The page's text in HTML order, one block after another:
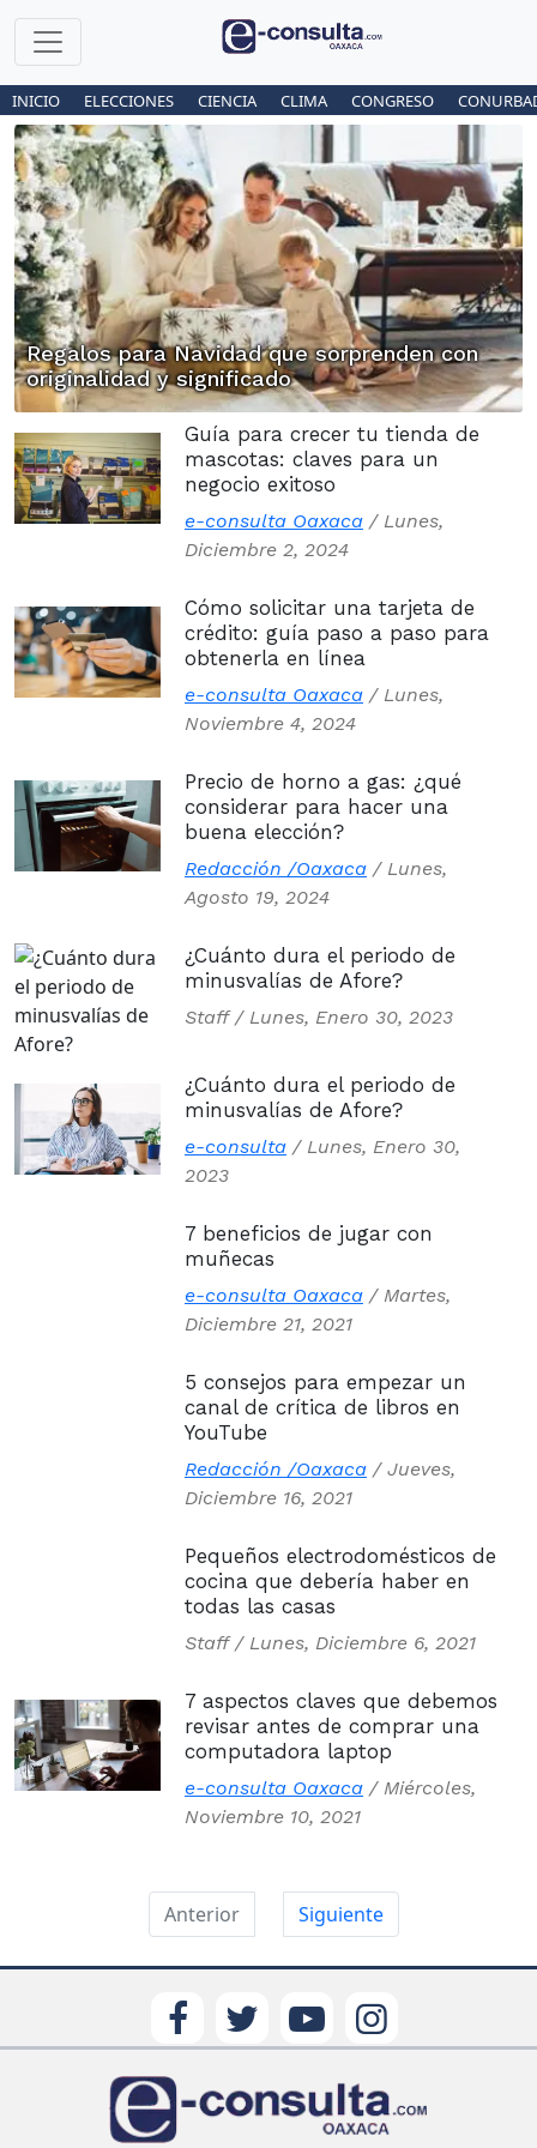
INICIO ELECCIONES CIENCIA CLIMA CONGRESO
Regalos para Navidad que sorprenden con
originalidad y significado
Guía para crecer tu tienda de
mascotas: claves para un
negocio exitoso
e-consulta Oaxaca / Lunes,
Diciembre 2, 2024
Cómo solicitar una tarjeta de
crédito: guía paso a paso para
obtenerla en línea
e-consulta Oaxaca / Lunes,
Noviembre 4, 2024
Precio de horno a gas: ¿qué
considerar para hacer una
buena elección?
Redacción /Oaxaca / Lunes,
Agosto 19, 2024
¿Cuánto dura el periodo de
minusvalías de Afore?
Staff / Lunes, Enero 30, 2023
¿Cuánto dura el periodo de
minusvalías de Afore?
e-consulta / Lunes, Enero 30,
2023
7 beneficios de jugar con
muñecas
e-consulta Oaxaca / Martes,
Diciembre 21, 2021
5 consejos para empezar un
canal de crítica de libros en
YouTube
Redacción /Oaxaca / Jueves,
Diciembre 16, 2021
Pequeños electrodomésticos de
cocina que debería haber en
todas las casas
Staff / Lunes, Diciembre 6, 2021
7 aspectos claves que debemos
revisar antes de comprar una
computadora laptop
e-consulta Oaxaca / Miércoles,
Noviembre 10, 2021
Anterior Siguiente